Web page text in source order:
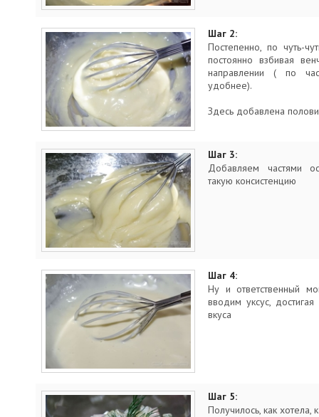
Шаг 2:
Постепенно, по чуть-
постоянно взбивая
направлении ( по
удобнее).
Здесь добавлена
Шаг 3:
Добавляем частями
такую консистенцию
Шаг 4:
Ну и ответственный
вводим уксус,
вкуса
Шаг 5:
Получилось, как хотела,